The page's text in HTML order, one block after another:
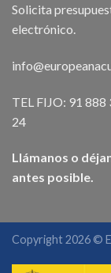
Solicita
electrónico.
TEL FIJO: 91
24
Llámanos o
antes posible.
Copyright 2026 ©